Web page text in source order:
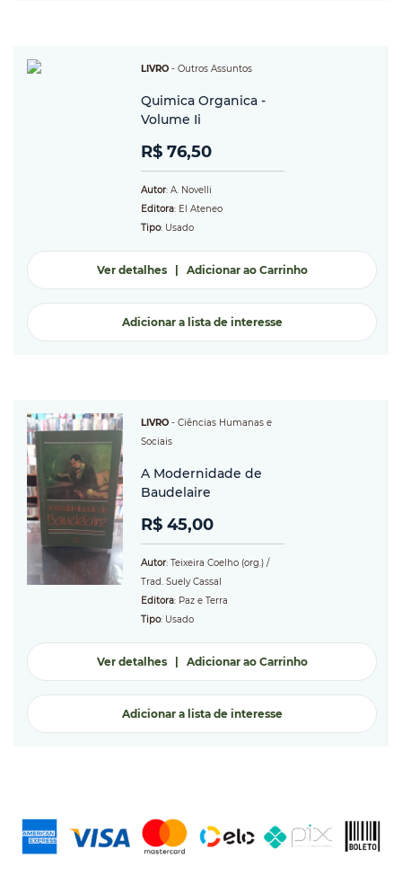
LIVRO - Outros Assuntos
Quimica Organica -
Volume Ii
R$ 76,50
Autor: A. Novelli
Editora: El Ateneo
Tipo: Usado
Ver detalhes| Adicionar ao Carrinho
Adicionar a lista de interesse
LIVRO - Ciências Humanas e
Sociais
A Modernidade de
Baudelaire
R$ 45,00
Autor: Teixeira Coelho (org.) /
Trad. Suely Cassal
Editora: Paz e Terra
Tipo: Usado
Ver detalhes| Adicionar ao Carrinho
Adicionar a lista de interesse